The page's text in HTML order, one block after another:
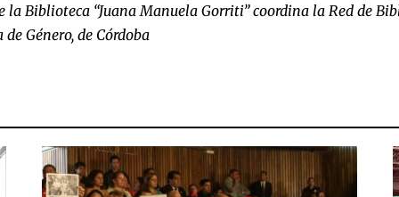
la Biblioteca “Juana Manuela Gorriti” coordina la Red de
de Género, de Córdoba